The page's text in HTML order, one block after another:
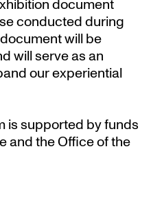
document
conducted during
will be
will serve as an
our experiential
is supported by funds
and the Office of the